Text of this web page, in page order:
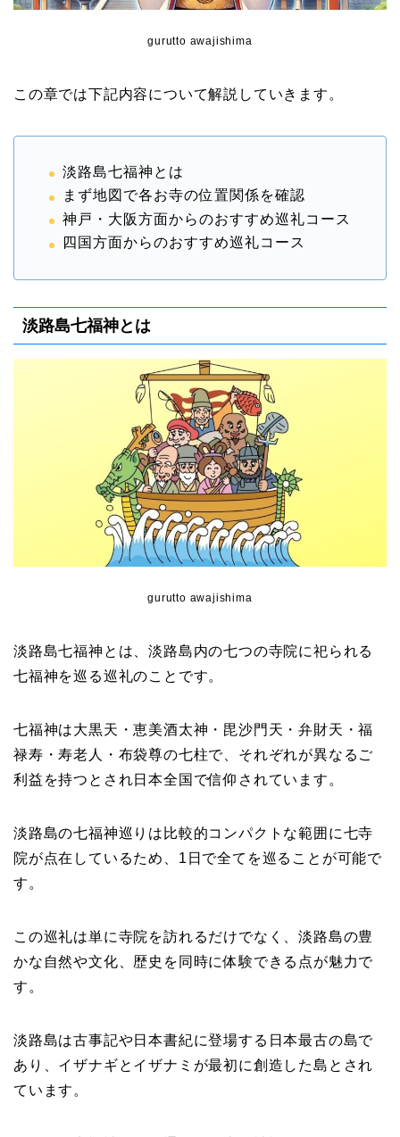
gurutto awajishima
この章では下記内容について解説していきます。
淡路島七福神とは
まず地図で各お寺の位置関係を確認
神戸・大阪方面からのおすすめ巡礼コース
四国方面からのおすすめ巡礼コース
淡路島七福神とは
gurutto awajishima
淡路島七福神とは、淡路島内の七つの寺院に祀られる
七福神を巡る巡礼のことです。
七福神は大黒天・恵美酒太神・毘沙門天・弁財天・福
禄寿・寿老人・布袋尊の七柱で、それぞれが異なるご
利益を持つとされ日本全国で信仰されています。
淡路島の七福神巡りは比較的コンパクトな範囲に七寺
院が点在しているため、1日で全てを巡ることが可能で
す。
この巡礼は単に寺院を訪れるだけでなく、淡路島の豊
かな自然や文化、歴史を同時に体験できる点が魅力で
す。
淡路島は古事記や日本書紀に登場する日本最古の島で
あり、イザナギとイザナミが最初に創造した島とされ
ています。